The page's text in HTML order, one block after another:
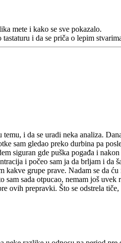
mete i kako se sve pokazalo.
i da se priča o lepim
i da se uradi neka analiza.
sam gledao preko durbina pa
siguran gde puška pogađa i
i počeo sam ja da brljam i da
grupe prave. Nadam se da
sam sada otpucao, nemam još
ovih prepravki. Što se odstrela tiče,